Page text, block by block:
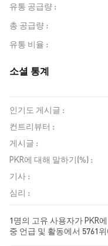
유통 공급량
총 공급량
유통 비율
소셜 통계
인기도 게시글 :
컨트리뷰터 :
게시글 :
PKR에 대해 말하기(%) :
기사 :
심리 :
1명의 고유 사용자가 PKR
중 언급 및 활동에서 5761